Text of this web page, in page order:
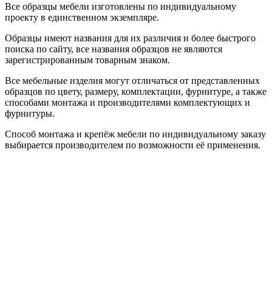
Все образцы мебели изготовлены по индивидуальному
проекту в единственном экземпляре.
Образцы имеют названия для их различия и более быстрого
поиска по сайту, все названия образцов не являются
зарегистрированным товарным знаком.
Все мебельные изделия могут отличаться от представленных
образцов по цвету, размеру, комплектации, фурнитуре, а также
способами монтажа и производителями комплектующих и
фурнитуры.
Способ монтажа и крепёж мебели по индивидуальному заказу
выбирается производителем по возможности её применения.